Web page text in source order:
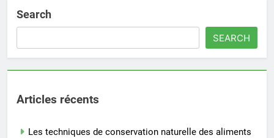
Search
SEARCH
Articles récents
Les techniques de conservation naturelle des aliments